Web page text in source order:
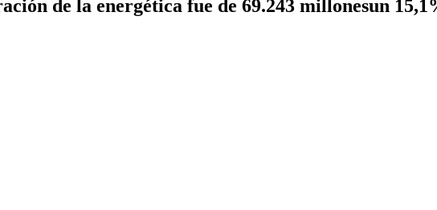
de la energética fue de 69.243 millonesun